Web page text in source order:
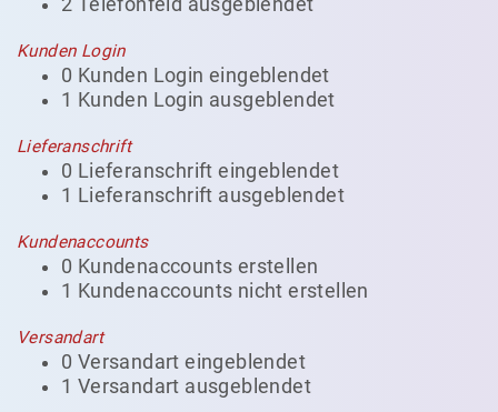
2 Telefonfeld ausgeblendet
Kunden Login
0 Kunden Login eingeblendet
1 Kunden Login ausgeblendet
Lieferanschrift
0 Lieferanschrift eingeblendet
1 Lieferanschrift ausgeblendet
Kundenaccounts
0 Kundenaccounts erstellen
1 Kundenaccounts nicht erstellen
Versandart
0 Versandart eingeblendet
1 Versandart ausgeblendet